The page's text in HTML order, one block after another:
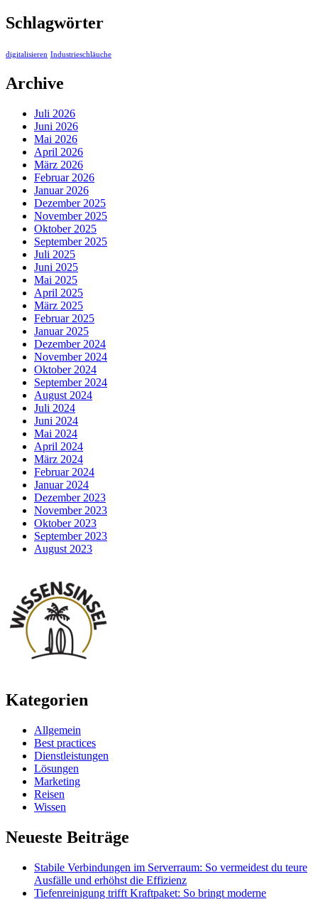
Schlagwörter
digitalisieren Industrieschläuche
Archive
Juli 2026
Juni 2026
Mai 2026
April 2026
März 2026
Februar 2026
Januar 2026
Dezember 2025
November 2025
Oktober 2025
September 2025
Juli 2025
Juni 2025
Mai 2025
April 2025
März 2025
Februar 2025
Januar 2025
Dezember 2024
November 2024
Oktober 2024
September 2024
August 2024
Juli 2024
Juni 2024
Mai 2024
April 2024
März 2024
Februar 2024
Januar 2024
Dezember 2023
November 2023
Oktober 2023
September 2023
August 2023
Kategorien
Allgemein
Best practices
Dienstleistungen
Lösungen
Marketing
Reisen
Wissen
Neueste Beiträge
Stabile Verbindungen im Serverraum: So vermeidest du teure
Ausfälle und erhöhst die Effizienz
Tiefenreinigung trifft Kraftpaket: So bringt moderne